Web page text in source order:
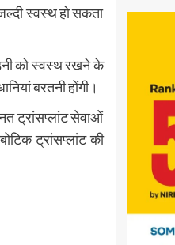
स्वस्थ हो सकता
को स्वस्थ रखने के
बरतनी होंगी।
ट्रांसप्लांट सेवाओं
ट्रांसप्लांट की